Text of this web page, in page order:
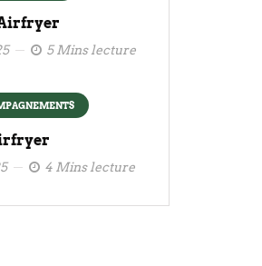
5 Mins lecture
4 Mins lecture